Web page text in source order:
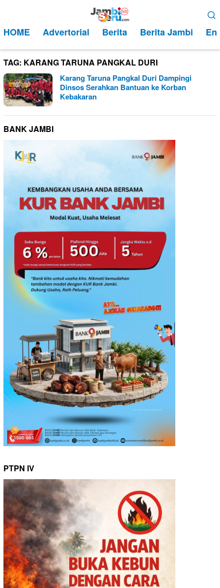
kontenMobile
HOME Advertorial Berita Berita Jambi
TAG: KARANG TARUNA PANGKAL DURI
Karang Taruna Pangkal Duri Dampingi
Dinsos Serahkan Bantuan ke Korban
Kebakaran
BANK JAMBI
PTPN IV